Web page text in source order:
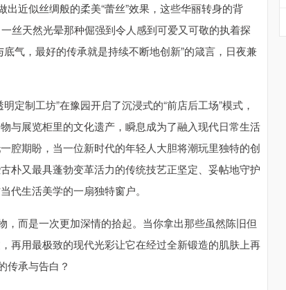
近似丝绸般的柔美“蕾丝”效果，这些华丽转身的背
丝天然光晕那种倔强到令人感到可爱又可敬的执着探
气，最好的传承就是持续不断地创新”的箴言，日夜兼
定制工坊”在豫园开启了沉浸式的“前店后工场”模式，
与展览柜里的文化遗产，瞬息成为了融入现代日常生活
腔期盼，当一位新时代的年轻人大胆将潮玩里独特的创
又最具蓬勃变革活力的传统技艺正坚定、妥帖地守护
代生活美学的一扇独特窗户。
，而是一次更加深情的拾起。当你拿出那些虽然陈旧但
再用最极致的现代光彩让它在经过全新锻造的肌肤上再
传承与告白？